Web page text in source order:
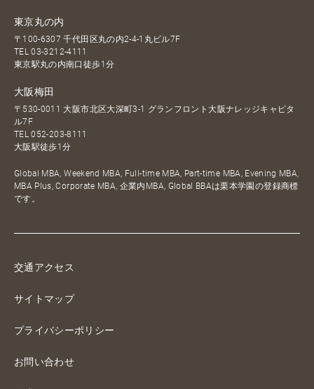
東京丸の内
〒100-6307 千代田区丸の内2-4-1丸ビル7F
TEL03-3212-4111
東京駅丸の内南口徒歩1分
大阪梅田
〒530-0011 大阪市北区大深町3-1 グランフロント大阪ナレッジキャピタ
ル7F
TEL052-203-8111
大阪駅徒歩1分
Global MBA, Weekend MBA, Full-time MBA, Part-time MBA, Evening MBA,
MBA Plus, Corporate MBA, 企業内MBA, Global BBAは栗本学園の登録商標
です。
交通アクセス
サイトマップ
プライバシーポリシー
お問い合わせ